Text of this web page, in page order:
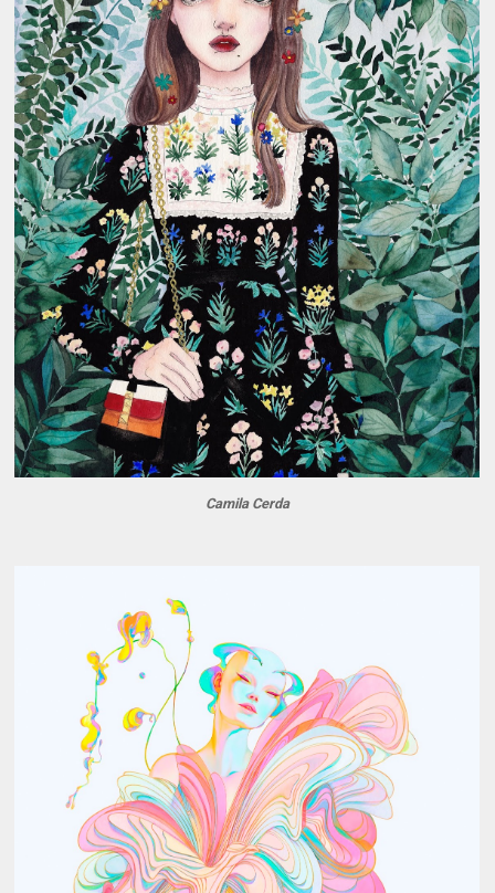
Camila Cerda